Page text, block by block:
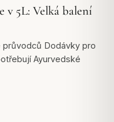
v 5L: Velká balení
průvodců Dodávky pro
Ayurvedské